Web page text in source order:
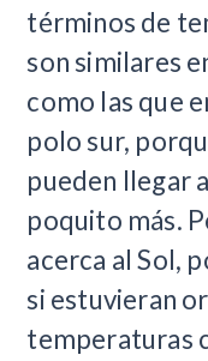
términos de
son similares
como las que
polo sur,
pueden llegar
poquito más.
acerca al Sol,
si estuvieran
temperaturas